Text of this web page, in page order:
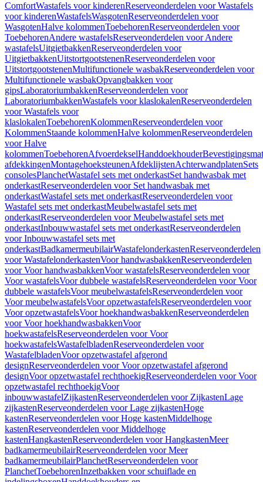
ComfortWastafels voor kinderenReserveonderdelen voor Wastafels
voor kinderenWastafelsWasgotenReserveonderdelen voor
WasgotenHalve kolommenToebehorenReserveonderdelen voor
ToebehorenAndere wastafelsReserveonderdelen voor Andere
wastafelsUitgietbakkenReserveonderdelen voor
UitgietbakkenUitstortgootstenenReserveonderdelen voor
UitstortgootstenenMultifunctionele wasbakReserveonderdelen voor
Multifunctionele wasbakOpvangbakken voor
gipsLaboratoriumbakkenReserveonderdelen voor
LaboratoriumbakkenWastafels voor klaslokalenReserveonderdelen
voor Wastafels voor
klaslokalenToebehorenKolommenReserveonderdelen voor
KolommenStaande kolommenHalve kolommenReserveonderdelen
voor Halve
kolommenToebehorenAfvoerdekselHanddoekhouder
afdekkingenMontagehoeksteunenAfdeklijstenAchterwandplatenSets
consolesPlanchetWastafel sets met onderkastSet handwasbak met
onderkastReserveonderdelen voor Set handwasbak met
onderkastWastafel sets met onderkastReserveonderdelen voor
Wastafel sets met onderkastMeubelwastafel sets met
onderkastReserveonderdelen voor Meubelwastafel sets met
onderkastInbouwwastafel sets met onderkastReserveonderdelen
voor Inbouwwastafel sets met
onderkastBadkamermeubilairWastafelonderkastenReserveonderdelen
voor WastafelonderkastenVoor handwasbakkenReserveonderdelen
voor Voor handwasbakkenVoor wastafelsReserveonderdelen voor
Voor wastafelsVoor dubbele wastafelsReserveonderdelen voor Voor
dubbele wastafelsVoor meubelwastafelsReserveonderdelen voor
Voor meubelwastafelsVoor opzetwastafelsReserveonderdelen voor
Voor opzetwastafelsVoor hoekhandwasbakkenReserveonderdelen
voor Voor hoekhandwasbakkenVoor
hoekwastafelsReserveonderdelen voor Voor
hoekwastafelsWastafelbladenReserveonderdelen voor
WastafelbladenVoor opzetwastafel afgerond
designReserveonderdelen voor Voor opzetwastafel afgerond
designVoor opzetwastafel rechthoekigReserveonderdelen voor Voor
opzetwastafel rechthoekigVoor
inbouwwastafelZijkastenReserveonderdelen voor ZijkastenLage
zijkastenReserveonderdelen voor Lage zijkastenHoge
kastenReserveonderdelen voor Hoge kastenMiddelhoge
kastenReserveonderdelen voor Middelhoge
kastenHangkastenReserveonderdelen voor HangkastenMeer
badkamermeubilairReserveonderdelen voor Meer
badkamermeubilairPlanchetReserveonderdelen voor
PlanchetToebehorenInzetbakken voor schuiflade en